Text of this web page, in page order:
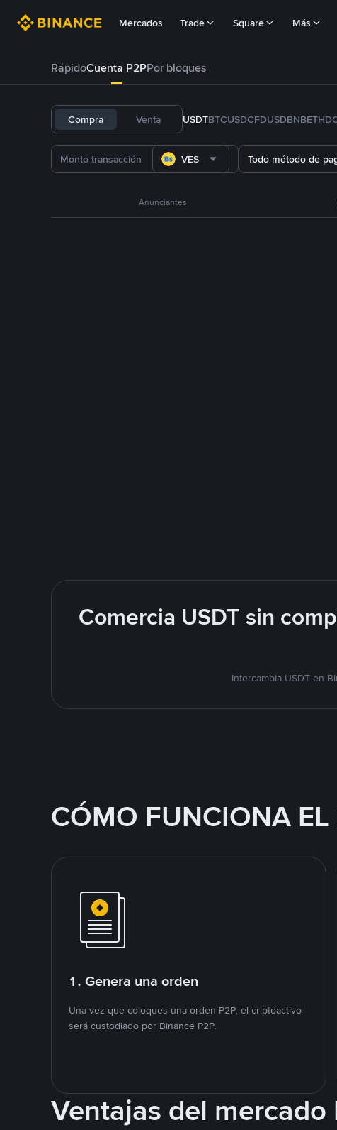
Mercados Trade Square Más
RápidoCuenta P2PPor bloques
Compra Venta USDTBTCUSDCFDUSDBNBETH
VES Todo método de
Anunciantes
Comercia USDT sin
Intercambia USDT en
CÓMO FUNCIONA EL
1. Genera una orden
Una vez que coloques una orden P2P, el criptoactivo
será custodiado por Binance P2P.
Ventajas del mercado